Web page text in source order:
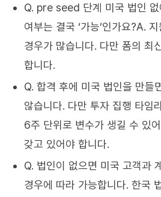
Q. pre seed 단계 미국 법인
여부는 결국 ‘가능’인가요?A.
경우가 많습니다. 다만 폼의 최
합니다.
Q. 합격 후에 미국 법인을 만들
않습니다. 다만 투자 집행 타임
6주 단위로 변수가 생길 수 있
갖고 있어야 합니다.
Q. 법인이 없으면 미국 고객과
경우에 따라 가능합니다. 한국